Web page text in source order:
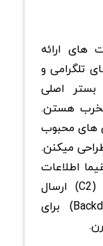
های ارائه
تلگرامی و
بستر اصلی
مخرب هستن.
های محبوب
میکنن.
اطلاعات
حساس رو به سرورهای فرماندهی (C2) ارسال
میکنن یا یک درب پشتی (Backdoor) برای